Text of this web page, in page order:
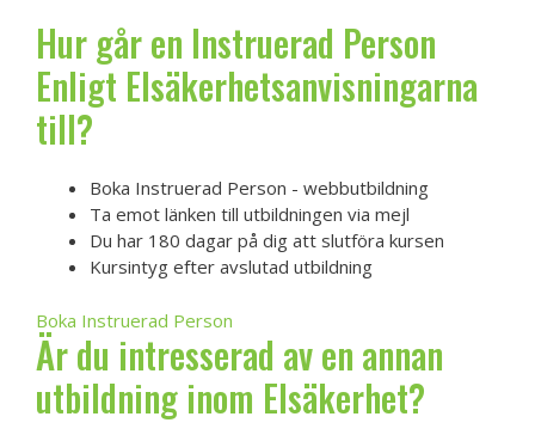
Hur går en Instruerad Person
Enligt Elsäkerhetsanvisningarna
till?
Boka Instruerad Person - webbutbildning
Ta emot länken till utbildningen via mejl
Du har 180 dagar på dig att slutföra kursen
Kursintyg efter avslutad utbildning
Boka Instruerad Person
Är du intresserad av en annan
utbildning inom Elsäkerhet?